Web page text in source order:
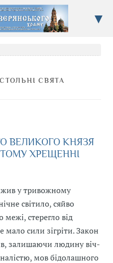
храму
фотоальбом
СВЯТА
ВЕЛИКОГО КНЯЗЯ
ХРЕЩЕННІ
жив у тривожному
світило, сяйво
межі, стерегло від
мало сили зігріти. Закон
залишаючи людину віч-
мов бідолашного